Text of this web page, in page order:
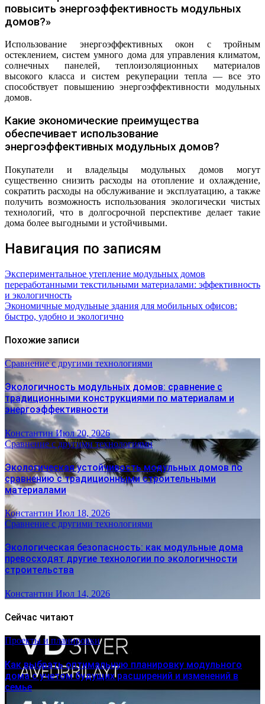
повысить энергоэффективность модульных
домов?»
Использование энергоэффективных окон с тройным
остеклением, систем умного дома для управления климатом,
солнечных панелей, теплоизоляционных материалов
высокого класса и систем рекуперации тепла — все это
способствует повышению энергоэффективности модульных
домов.
Какие экономические преимущества
обеспечивает использование
энергоэффективных модульных домов?
Покупатели и владельцы модульных домов могут
существенно снизить расходы на отопление и охлаждение,
сократить расходы на обслуживание и эксплуатацию, а также
получить возможность использования экологически чистых
технологий, что в долгосрочной перспективе делает такие
дома более выгодными и устойчивыми.
Навигация по записям
Экспериментальное утепление модульных домов
переработанными текстильными материалами: эффективность
и экологичность
Экономичные модульные здания для мобильных офисов:
быстро, удобно и экологично
Похожие записи
Сравнение с другими технологиями
Экологичность модульных домов: сравнение с
традиционными конструкциями по материалам и
энергоэффективности
КонстантинИюл 20, 2026
Сравнение с другими технологиями
Экологическая устойчивость модульных домов по
сравнению с традиционными строительными
материалами
Константин Июл 18, 2026
Сравнение с другими технологиями
Экологическая безопасность: как модульные дома
превосходят другие технологии по экологичности
строительства
Константин Июл 14, 2026
Сейчас читают
Проекты и планировки
Как выбрать оптимальную планировку модульного
дома с учетом будущих расширений и изменений в
семье